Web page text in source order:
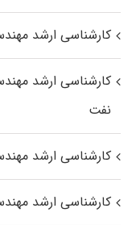
کارشناسی ارشد
کارشناسی ارشد
نفت
کارشناسی ارشد
کارشناسی ارشد